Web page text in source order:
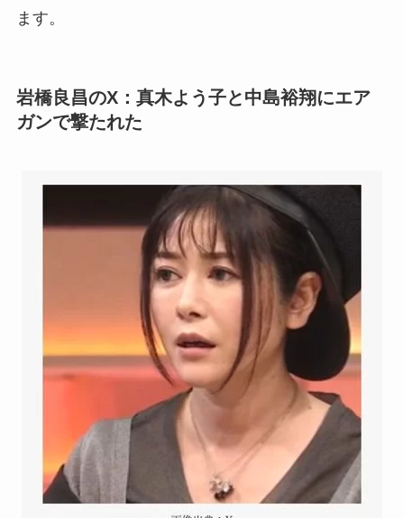
ます。
岩橋良昌のX：真木よう子と中島裕翔にエア
ガンで撃たれた